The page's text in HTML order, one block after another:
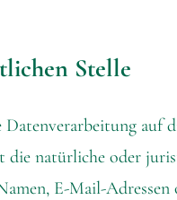
Stelle
auf
natürliche oder
E-Mail-